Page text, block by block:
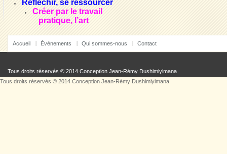
Réfléchir, se ressourcer
Créer par le travail
pratique, l’art
Accueil Événements Qui sommes-nous Contact
Tous droits réservés © 2014 Conception Jean-Rémy Dushimiyimana
Tous droits réservés © 2014 Conception Jean-Rémy Dushimiyimana